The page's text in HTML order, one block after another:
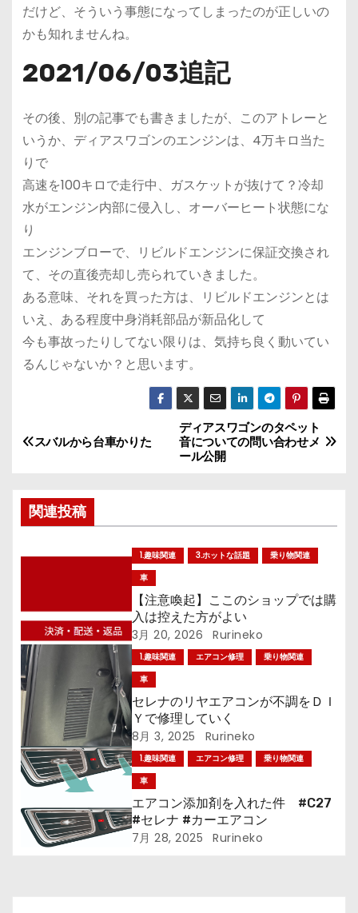
だけど、そういう事態になってしまったのが正しいの
かも知れませんね。
2021/06/03追記
その後、別の記事でも書きましたが、このアトレーと
いうか、ディアスワゴンのエンジンは、4万キロ当た
りで
高速を100キロで走行中、ガスケットが抜けて？冷却
水がエンジン内部に侵入し、オーバーヒート状態にな
り
エンジンブローで、リビルドエンジンに保証交換され
て、その直後売却し売られていきました。
ある意味、それを買った方は、リビルドエンジンとは
いえ、ある程度中身消耗部品が新品化して
今も事故ったりしてない限りは、気持ち良く動いてい
るんじゃないか？と思います。
投
ナ
ビ
ー
シ
ョ
ン
ディアスワゴンのタペット
音についての問い合わせメ
ール公開
スバルから台車かりた
関連投稿
1.趣味関連 3.ホットな話題
乗り物関連
車
【注意喚起】ここのショップでは購
入は控えた方がよい
3月 20, 2026 Rurineko
1.趣味関連 エアコン修理
乗り物関連
車
セレナのリヤエアコンが不調をＤＩ
Ｙで修理していく
8月 3, 2025 Rurineko
1.趣味関連 エアコン修理
乗り物関連
車
エアコン添加剤を入れた件 #C27
#セレナ #カーエアコン
7月 28, 2025 Rurineko